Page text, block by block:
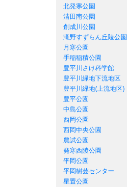
北発寒公園
清田南公園
創成川公園
滝野すずらん丘陵公園
月寒公園
手稲稲積公園
豊平川さけ科学館
豊平川緑地下流地区
豊平川緑地(上流地区)
豊平公園
中島公園
西岡公園
西岡中央公園
農試公園
発寒西陵公園
平岡公園
平岡樹芸センター
星置公園